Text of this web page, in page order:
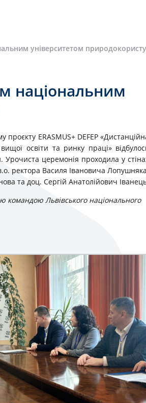
університетом
національним
проєкту ERASMUS+ DEFEP
освіти та ринку праці»
Урочиста церемонія проходила у
ректора Василя Івановича
та доц. Сергій Анатолійович
командою Львівського національного